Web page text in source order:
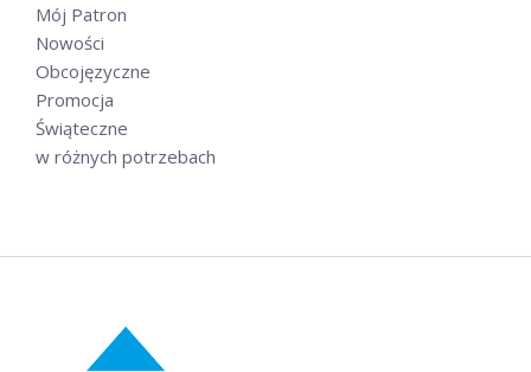
Mój Patron
Nowości
Obcojęzyczne
Promocja
Świąteczne
w różnych potrzebach